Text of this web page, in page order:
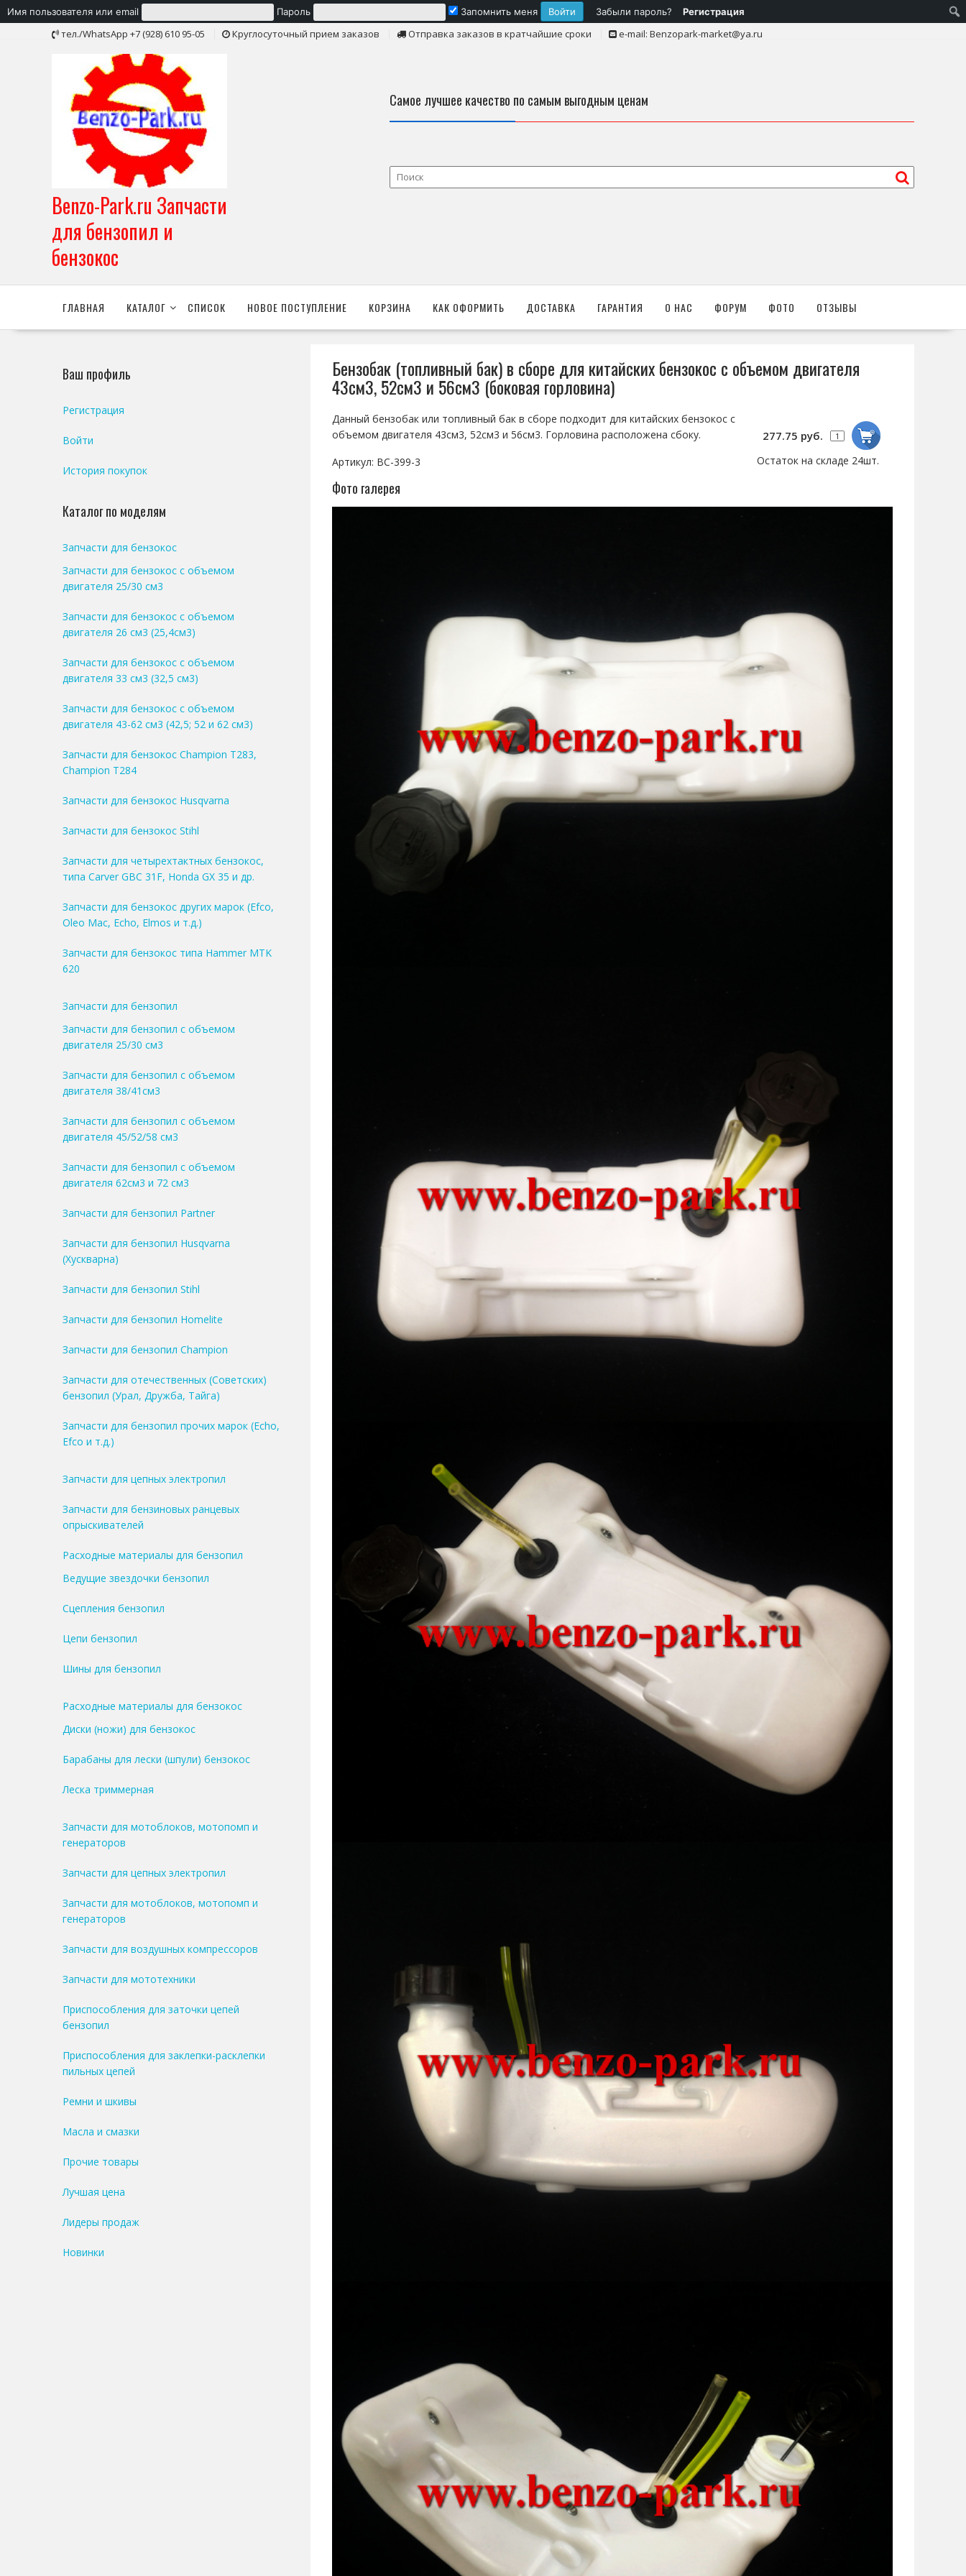
Имя пользователя или email Пароль Запомнить меня Забыли пароль? Регистрация
тел./WhatsApp +7 (928) 610 95-05 Круглосуточный прием заказов Отправка заказов в кратчайшие сроки e-mail: Benzopark-market@ya.ru
Benzo-Park.ru Запчасти
для бензопил и
бензокос
Самое лучшее качество по самым выгодным ценам
ГЛАВНАЯ КАТАЛОГ СПИСОК НОВОЕ ПОСТУПЛЕНИЕ КОРЗИНА КАК ОФОРМИТЬ ДОСТАВКА ГАРАНТИЯ О НАС ФОРУМ ФОТО ОТЗЫВЫ
Бензобак (топливный бак) в сборе для китайских бензокос с объемом двигателя
43см3, 52см3 и 56см3 (боковая горловина)
277.75 руб.
Остаток на складе 24шт.
Данный бензобак или топливный бак в сборе подходит для китайских бензокос с
объемом двигателя 43см3, 52см3 и 56см3. Горловина расположена сбоку.
Артикул: BC-399-3
Фото галерея
Ваш профиль
Регистрация
Войти
История покупок
Каталог по моделям
Запчасти для бензокос
Запчасти для бензокос с объемом
двигателя 25/30 см3
Запчасти для бензокос с объемом
двигателя 26 см3 (25,4см3)
Запчасти для бензокос с объемом
двигателя 33 см3 (32,5 см3)
Запчасти для бензокос с объемом
двигателя 43-62 см3 (42,5; 52 и 62 см3)
Запчасти для бензокос Champion T283,
Champion T284
Запчасти для бензокос Husqvarna
Запчасти для бензокос Stihl
Запчасти для четырехтактных бензокос,
типа Carver GBC 31F, Honda GX 35 и др.
Запчасти для бензокос других марок (Efco,
Oleo Mac, Echo, Elmos и т.д.)
Запчасти для бензокос типа Hammer MTK
620
Запчасти для бензопил
Запчасти для бензопил с объемом
двигателя 25/30 см3
Запчасти для бензопил с объемом
двигателя 38/41см3
Запчасти для бензопил с объемом
двигателя 45/52/58 см3
Запчасти для бензопил с объемом
двигателя 62см3 и 72 см3
Запчасти для бензопил Partner
Запчасти для бензопил Husqvarna
(Хускварна)
Запчасти для бензопил Stihl
Запчасти для бензопил Homelite
Запчасти для бензопил Champion
Запчасти для отечественных (Советских)
бензопил (Урал, Дружба, Тайга)
Запчасти для бензопил прочих марок (Echo,
Efco и т.д.)
Запчасти для цепных электропил
Запчасти для бензиновых ранцевых
опрыскивателей
Расходные материалы для бензопил
Ведущие звездочки бензопил
Сцепления бензопил
Цепи бензопил
Шины для бензопил
Расходные материалы для бензокос
Диски (ножи) для бензокос
Барабаны для лески (шпули) бензокос
Леска триммерная
Запчасти для мотоблоков, мотопомп и
генераторов
Запчасти для цепных электропил
Запчасти для мотоблоков, мотопомп и
генераторов
Запчасти для воздушных компрессоров
Запчасти для мототехники
Приспособления для заточки цепей
бензопил
Приспособления для заклепки-расклепки
пильных цепей
Ремни и шкивы
Масла и смазки
Прочие товары
Лучшая цена
Лидеры продаж
Новинки